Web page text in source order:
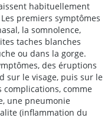
habituellement
premiers symptômes
la somnolence,
taches blanches
ou dans la gorge.
des éruptions
sur le visage, puis sur le
comme
une pneumonie
(inflammation du